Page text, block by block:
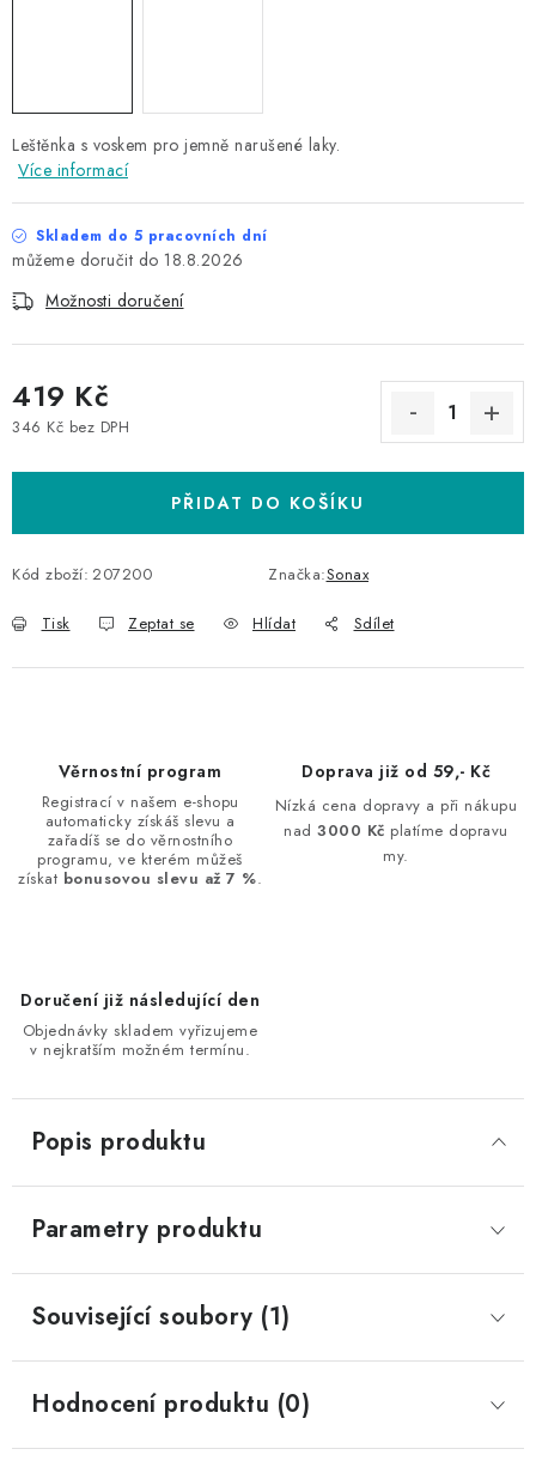
Leštěnka s voskem pro jemně narušené laky.
Více informací
Skladem do 5 pracovních dní
18.8.2026
Možnosti doručení
419 Kč
346 Kč bez DPH
PŘIDAT DO KOŠÍKU
Kód zboží: 207200 Značka:Sonax
Tisk Zeptat se Hlídat Sdílet
Věrnostní program
Registrací v našem e-shopu
automaticky získáš slevu a
zařadíš se do věrnostního
programu, ve kterém můžeš
získat bonusovou slevu až 7 %.
Doprava již od 59,- Kč
Nízká cena dopravy a při nákupu
nad3000 Kč platíme dopravu
my.
Doručení již následující den
Objednávky skladem vyřizujeme
v nejkratším možném termínu.
Popis produktu
Parametry produktu
Související soubory (1)
Hodnocení produktu (0)